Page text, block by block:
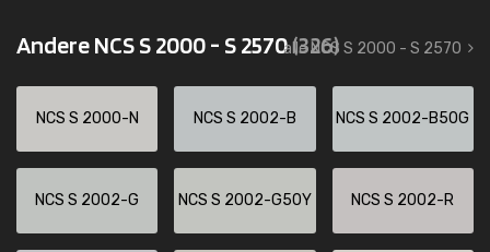
Andere NCS S 2000 - S 2570(326)
alle NCS S 2000 - S 2570
NCS S 2000-N NCS S 2002-B NCS S 2002-B50G
NCS S 2002-G NCS S 2002-G50Y NCS S 2002-R